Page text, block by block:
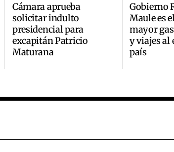
Cámara aprueba
solicitar indulto
presidencial para
excapitán Patricio
Maturana
Gobierno
Maule es
mayor
y viajes al
país